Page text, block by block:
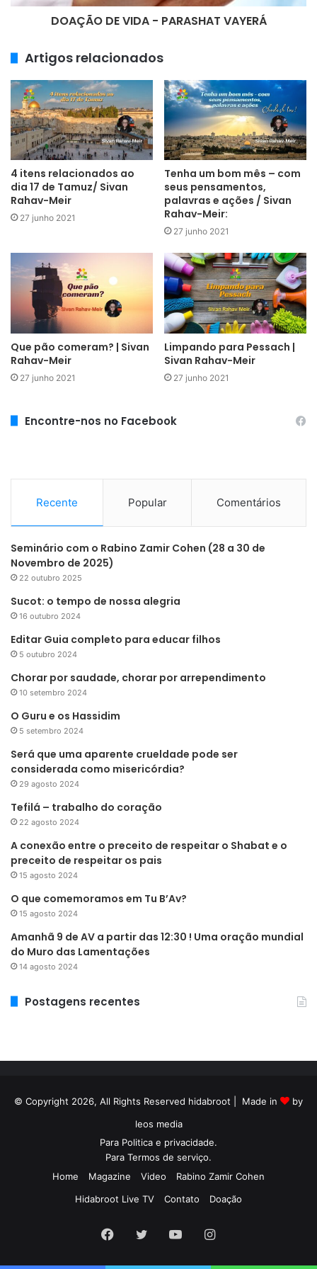
DOAÇÃO DE VIDA - PARASHAT VAYERÁ
Artigos relacionados
4 itens relacionados ao
dia 17 de Tamuz/ Sivan
Rahav-Meir
27 junho 2021
Tenha um bom mês – com
seus pensamentos,
palavras e ações / Sivan
Rahav-Meir:
27 junho 2021
Que pão comeram? | Sivan
Rahav-Meir
27 junho 2021
Limpando para Pessach |
Sivan Rahav-Meir
27 junho 2021
Encontre-nos no Facebook
Recente Popular Comentários
Seminário com o Rabino Zamir Cohen (28 a 30 de
Novembro de 2025)
22 outubro 2025
Sucot: o tempo de nossa alegria
16 outubro 2024
Editar Guia completo para educar filhos
5 outubro 2024
Chorar por saudade, chorar por arrependimento
10 setembro 2024
O Guru e os Hassidim
5 setembro 2024
Será que uma aparente crueldade pode ser
considerada como misericórdia?
29 agosto 2024
Tefilá – trabalho do coração
22 agosto 2024
A conexão entre o preceito de respeitar o Shabat e o
preceito de respeitar os pais
15 agosto 2024
O que comemoramos em Tu B’Av?
15 agosto 2024
Amanhã 9 de AV a partir das 12:30 ! Uma oração mundial
do Muro das Lamentações
14 agosto 2024
Postagens recentes
© Copyright 2026, All Rights Reserved hidabroot | Made in
by
leos media
Para Politica e privacidade.
Para Termos de serviço.
Home
Magazine Video
Rabino Zamir Cohen
Hidabroot Live TV
Contato Doação
Facebook
Twitter YouTubeInstagram